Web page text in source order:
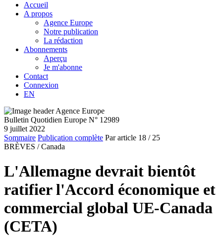
Accueil
A propos
Agence Europe
Notre publication
La rédaction
Abonnements
Aperçu
Je m'abonne
Contact
Connexion
EN
Bulletin Quotidien Europe N° 12989
9 juillet 2022
Sommaire Publication complète Par article 18 / 25
BRÈVES / Canada
L'Allemagne devrait bientôt
ratifier l'Accord économique et
commercial global UE-Canada
(CETA)